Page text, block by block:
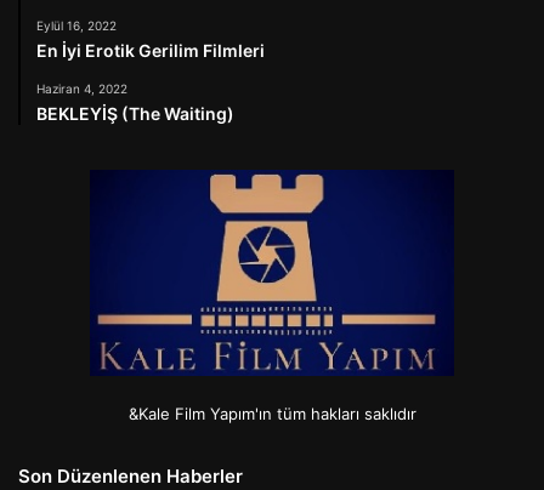
Eylül 16, 2022
En İyi Erotik Gerilim Filmleri
Haziran 4, 2022
BEKLEYİŞ (The Waiting)
&Kale Film Yapım'ın tüm hakları saklıdır
Son Düzenlenen Haberler